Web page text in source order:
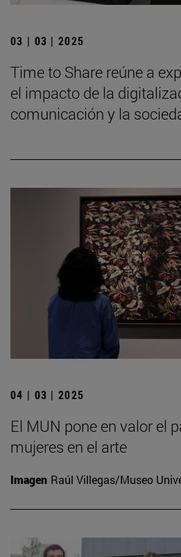
03 | 03 | 2025
Time to Share reúne a
el impacto de la
comunicación y la
04 | 03 | 2025
El MUN pone en valor el
mujeres en el arte
Imagen Raúl Villegas/Museo